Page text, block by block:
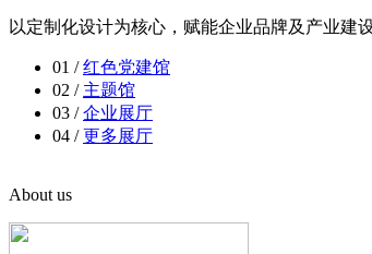
以定制化设计为核心，赋能企业品牌及产业建
01 /红色党建馆
02 / 主题馆
03 /企业展厅
04 /更多展厅
About us